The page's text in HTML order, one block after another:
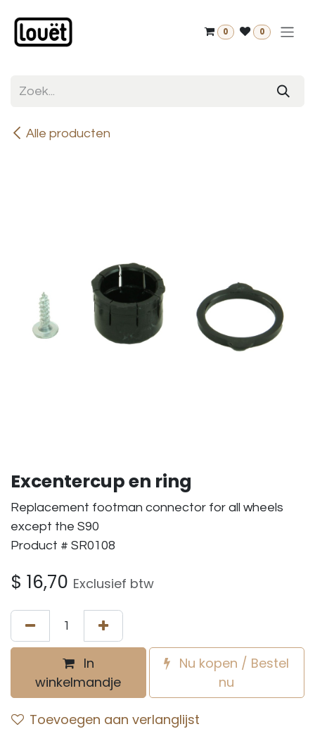
0 0
Alle producten
Excentercup en ring
Replacement footman connector for all wheels
except the S90
Product # SR0108
$ 16,70 Exclusief btw
In
winkelmandje
Nu kopen / Bestel
nu
Toevoegen aan verlanglijst